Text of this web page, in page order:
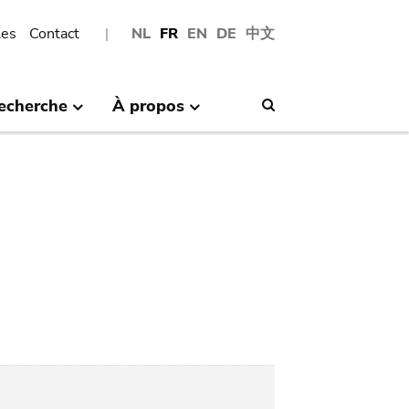
NL FR EN DE 中文
Contact
À propos